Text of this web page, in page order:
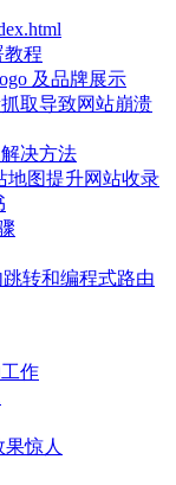
教程
及品牌展示
取导致网站崩溃
决方法
地图提升网站收录
转和编程式路由
作
惊人